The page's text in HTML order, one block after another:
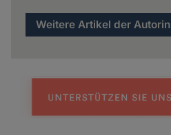
Weitere Artikel der Autorin